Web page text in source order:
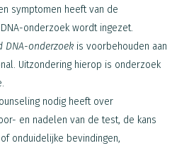
symptomen heeft van de
onderzoek wordt ingezet.
DNA-onderzoek is voorbehouden aan
Uitzondering hierop is onderzoek
nodig heeft over
en nadelen van de test, de kans
onduidelijke bevindingen,